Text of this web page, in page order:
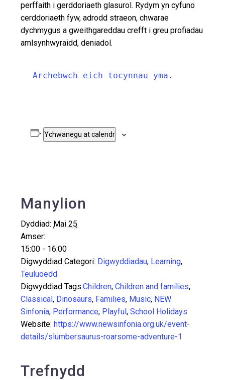
perffaith i gerddoriaeth glasurol. Rydym yn cyfuno
cerddoriaeth fyw, adrodd straeon, chwarae
dychmygus a gweithgareddau crefft i greu profiadau
amlsynhwyraidd, deniadol.
Archebwch eich tocynnau yma.
Ychwanegu at calendr
Manylion
Dyddiad: Mai 25
Amser:
15:00 - 16:00
Digwyddiad Categori: Digwyddiadau, Learning,
Teuluoedd
Digwyddiad Tags:Children, Children and families,
Classical, Dinosaurs, Families, Music, NEW
Sinfonia, Performance, Playful, School Holidays
Website: https://www.newsinfonia.org.uk/event-
details/slumbersaurus-roarsome-adventure-1
Trefnydd